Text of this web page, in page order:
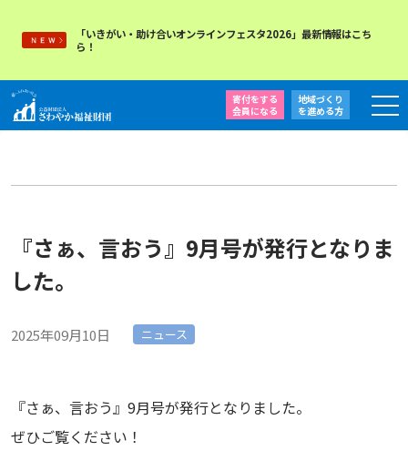
「いきがい・助け合いオンラインフェスタ2026」最新情報はこち
ら！
寄付をする
会員になる
地域づくり
を進める方
『さぁ、言おう』9月号が発行となりま
した。
2025年09月10日 ニュース
『さぁ、言おう』9月号が発行となりました。
ぜひご覧ください！